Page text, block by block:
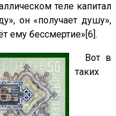
теле капитал
он «получает душу»,
ему бессмертие»[6].
Вот в
таких